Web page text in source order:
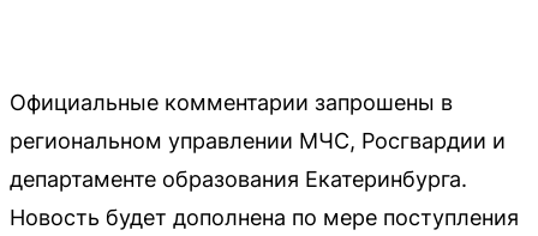
Официальные комментарии запрошены в
региональном управлении МЧС, Росгвардии и
департаменте образования Екатеринбурга.
Новость будет дополнена по мере поступления